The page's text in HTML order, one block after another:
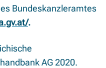
Bundeskanzleramtes
.
AG 2020.